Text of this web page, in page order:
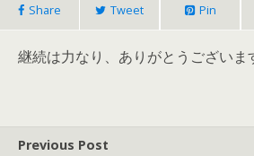
Share Tweet Pin
継続は力なり、ありがとうございま
Previous Post